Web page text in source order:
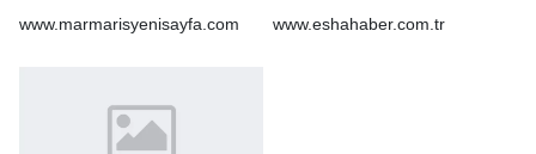
anız küle döndü
www.marmarisyenisayfa.com
İçin Bilinmesi
www.eshahaber.com.tr